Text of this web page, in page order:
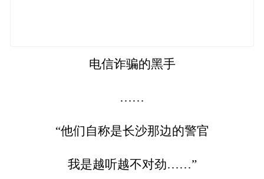
电信诈骗的黑手
……
“他们自称是长沙那边的警官
我是越听越不对劲……”